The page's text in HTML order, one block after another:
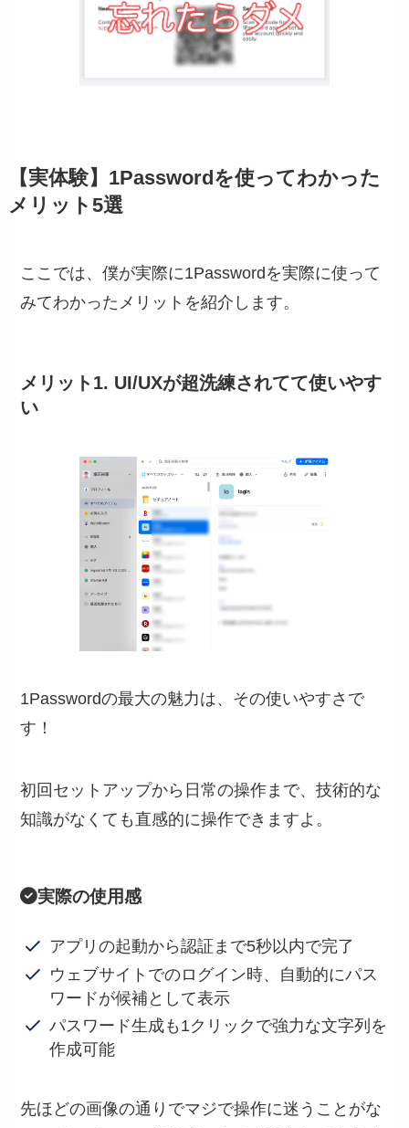
【実体験】1Passwordを使ってわかった
メリット5選
ここでは、僕が実際に1Passwordを実際に使って
みてわかったメリットを紹介します。
メリット1. UI/UXが超洗練されてて使いやす
い
1Passwordの最大の魅力は、その使いやすさで
す！
初回セットアップから日常の操作まで、技術的な
知識がなくても直感的に操作できますよ。
実際の使用感
アプリの起動から認証まで5秒以内で完了
ウェブサイトでのログイン時、自動的にパス
ワードが候補として表示
パスワード生成も1クリックで強力な文字列を
作成可能
先ほどの画像の通りでマジで操作に迷うことがな